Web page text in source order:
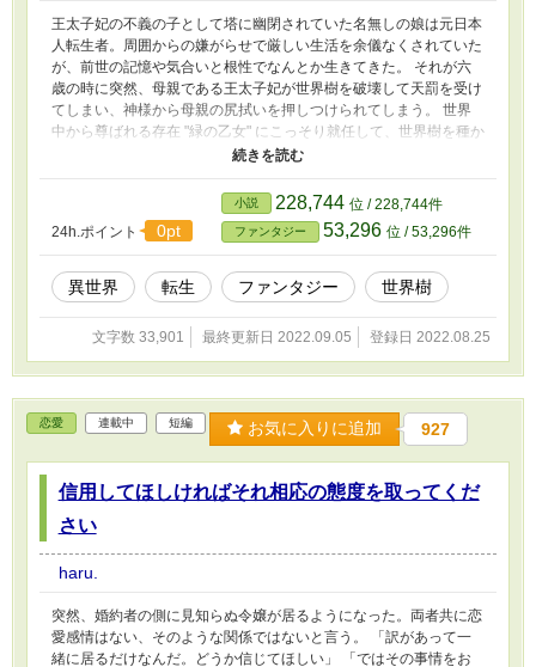
王太子妃の不義の子として塔に幽閉されていた名無しの娘は元日本
人転生者。周囲からの嫌がらせで厳しい生活を余儀なくされていた
が、前世の記憶や気合いと根性でなんとか生きてきた。 それが六
歳の時に突然、母親である王太子妃が世界樹を破壊して天罰を受け
てしまい、神様から母親の尻拭いを押しつけられてしまう。 世界
中から尊ばれる存在 "緑の乙女" にこっそり就任して、世界樹を種か
ら育てる事になった転生娘は王太子の命令で流刑島ヴァンデラスに
ー、そしてペットな世界樹と共に生きて……たまに世界を救いま
24h.ポイント
0pt
小説 228,744 位 / 228,744件
ファンタジー 53,296 位 / 53,296件
異世界 転生 ファンタジー 世界樹
文字数 33,901 最終更新日 2022.09.05 登録日 2022.08.25
恋愛 連載中 短編 お気に入りに追加 927
信用してほしければそれ相応の態度を取ってくだ
さい
haru.
突然、婚約者の側に見知らぬ令嬢が居るようになった。両者共に恋
愛感情はない、そのような関係ではないと言う。 「訳があって一
緒に居るだけなんだ。どうか信じてほしい」 「ではその事情をお